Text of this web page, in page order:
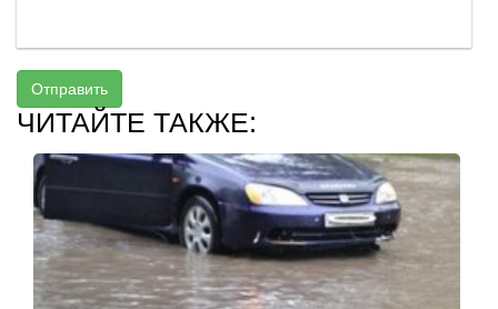
Отправить
ЧИТАЙТЕ ТАКЖЕ: